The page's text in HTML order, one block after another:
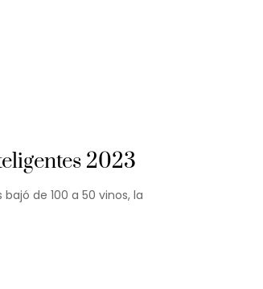
2023
de 100 a 50 vinos, la